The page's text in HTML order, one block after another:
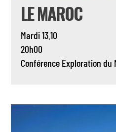
LE MAROC
Mardi 13.10
20h00
Conférence Exploration du